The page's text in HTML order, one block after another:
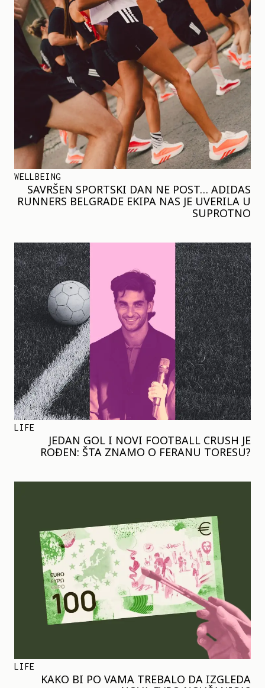
WELLBEING
SAVRŠEN SPORTSKI DAN NE POST… ADIDAS
RUNNERS BELGRADE EKIPA NAS JE UVERILA U
SUPROTNO
LIFE
JEDAN GOL I NOVI FOOTBALL CRUSH JE
ROĐEN: ŠTA ZNAMO O FERANU TORESU?
LIFE
KAKO BI PO VAMA TREBALO DA IZGLEDA